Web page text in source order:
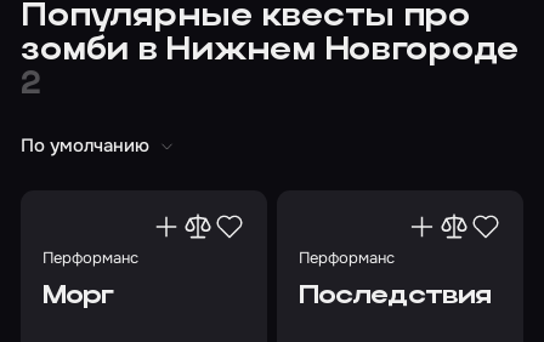
Популярные квесты про
зомби в Нижнем Новгороде
2
По умолчанию
Перформанс
Морг
Перформанс
Последствия